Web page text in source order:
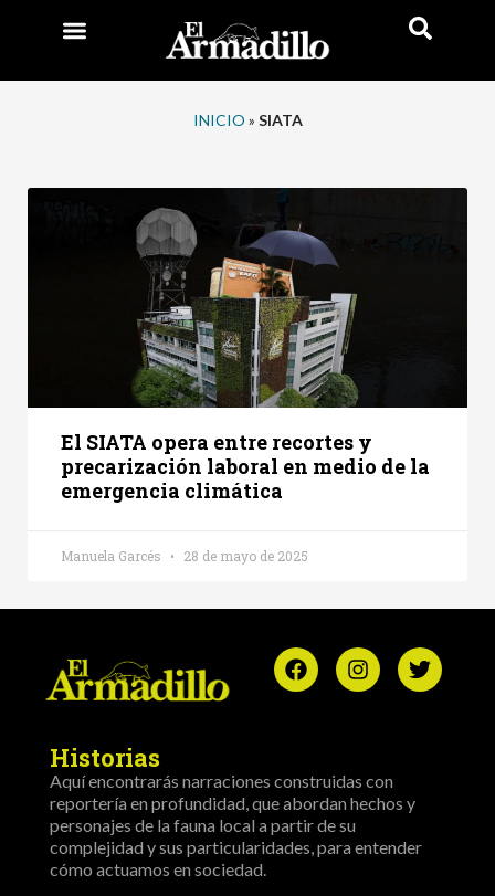
INICIO » SIATA
El SIATA opera entre recortes y
precarización laboral en medio de la
emergencia climática
Manuela Garcés 28 de mayo de 2025
Historias
Aquí encontrarás narraciones construidas con
reportería en profundidad, que abordan hechos y
personajes de la fauna local a partir de su
complejidad y sus particularidades, para entender
cómo actuamos en sociedad.